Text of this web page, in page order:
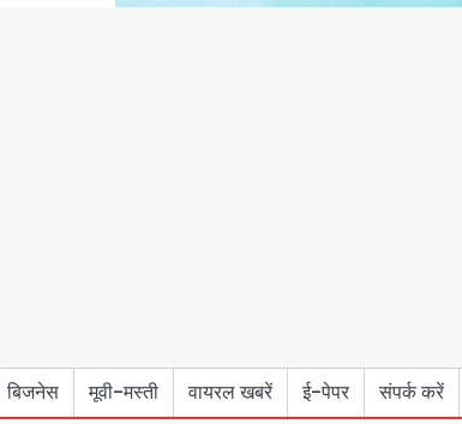
बिजनेस मूवी-मस्ती वायरल खबरें ई-पेपर संपर्क करें